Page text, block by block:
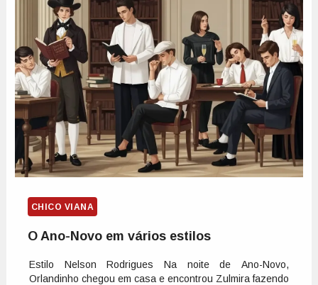
CHICO VIANA
O Ano-Novo em vários estilos
Estilo Nelson Rodrigues Na noite de Ano-Novo,
Orlandinho chegou em casa e encontrou Zulmira fazendo